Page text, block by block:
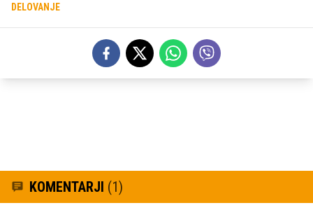
DELOVANJE
KOMENTARJI (1)